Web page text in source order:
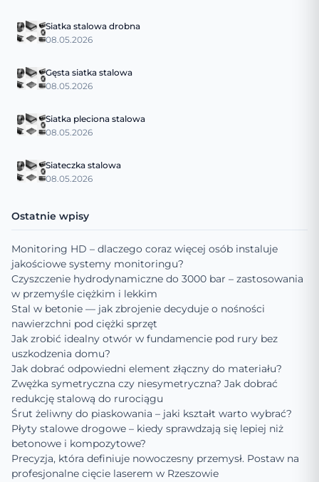
Siatka stalowa drobna
08.05.2026
Gęsta siatka stalowa
08.05.2026
Siatka pleciona stalowa
08.05.2026
Siateczka stalowa
08.05.2026
Ostatnie wpisy
Monitoring HD – dlaczego coraz więcej osób instaluje
jakościowe systemy monitoringu?
Czyszczenie hydrodynamiczne do 3000 bar – zastosowania
w przemyśle ciężkim i lekkim
Stal w betonie — jak zbrojenie decyduje o nośności
nawierzchni pod ciężki sprzęt
Jak zrobić idealny otwór w fundamencie pod rury bez
uszkodzenia domu?
Jak dobrać odpowiedni element złączny do materiału?
Zwężka symetryczna czy niesymetryczna? Jak dobrać
redukcję stalową do rurociągu
Śrut żeliwny do piaskowania – jaki kształt warto wybrać?
Płyty stalowe drogowe – kiedy sprawdzają się lepiej niż
betonowe i kompozytowe?
Precyzja, która definiuje nowoczesny przemysł. Postaw na
profesjonalne cięcie laserem w Rzeszowie